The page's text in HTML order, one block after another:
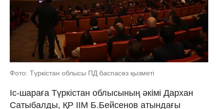
Фото: Түркістан облысы ПД баспасөз қызметі
Іс-шараға Түркістан облысының әкімі Дархан
Сатыбалды, ҚР ІІМ Б.Бейсенов атындағы